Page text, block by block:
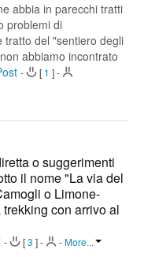
abbia in parecchi tratti
problemi di
tratto del "sentiero degli
abbiamo incontrato
- [ 1 ]-
o suggerimenti
il nome "La via del
o Limone-
con arrivo al
- [3 ]- -More...